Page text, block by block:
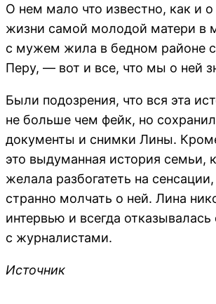
О нем мало что известно, как и
жизни самой молодой матери в
с мужем жила в бедном районе
Перу, — вот и все, что мы о ней
Были подозрения, что вся эта
не больше чем фейк, но
документы и снимки Лины.
это выдуманная история семьи,
желала разбогатеть на
странно молчать о ней. Лина
интервью и всегда отказывалась
с журналистами.
Источник